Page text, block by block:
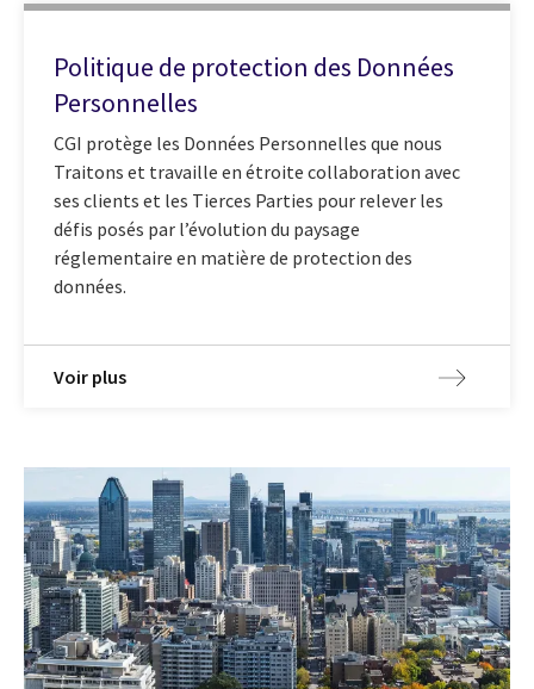
Politique de protection des Données
Personnelles
CGI protège les Données Personnelles que nous
Traitons et travaille en étroite collaboration avec
ses clients et les Tierces Parties pour relever les
défis posés par l’évolution du paysage
réglementaire en matière de protection des
données.
Voir plus